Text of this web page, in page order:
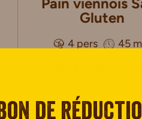
Gluten
4 pers
45